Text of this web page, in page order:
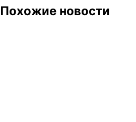
Похожие новости